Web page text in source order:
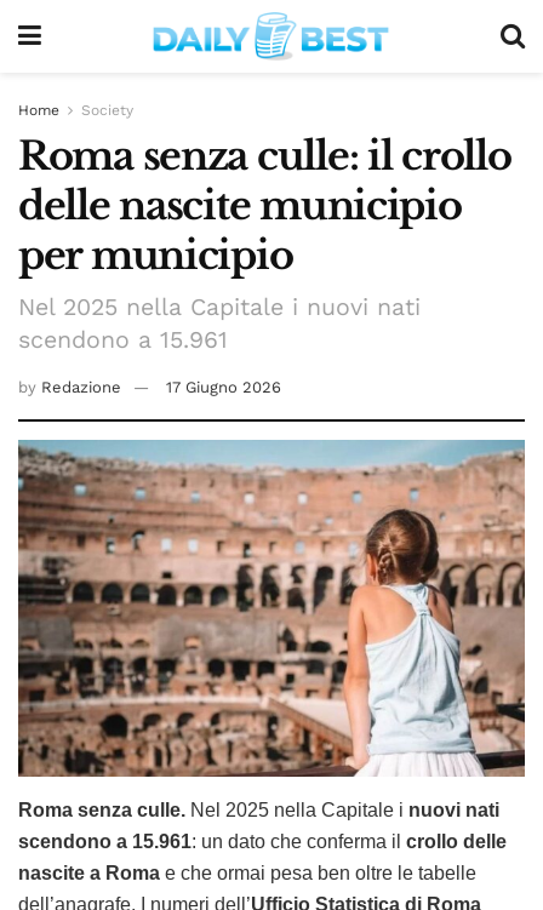
Home Society
Roma senza culle: il crollo
delle nascite municipio
per municipio
Nel 2025 nella Capitale i nuovi nati
scendono a 15.961
by Redazione 17 Giugno 2026
Roma senza culle. Nel 2025 nella Capitale i nuovi nati
scendono a 15.961: un dato che conferma il crollo delle
nascite a Roma e che ormai pesa ben oltre le tabelle
dell’anagrafe. I numeri dell’Ufficio Statistica di Roma